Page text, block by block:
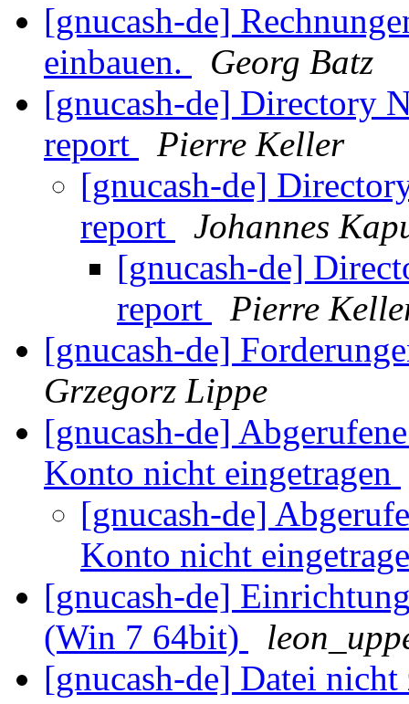
[gnucash-de]
einbauen.
Georg Batz
[gnucash-de] Directory
report
Pierre Keller
[gnucash-de]
report
Johannes
[gnucash-de]
report
Pierre
[gnucash-de]
Grzegorz Lippe
[gnucash-de]
Konto nicht eingetragen
[gnucash-de]
Konto nicht
[gnucash-de]
(Win 7 64bit)
[gnucash-de] Datei